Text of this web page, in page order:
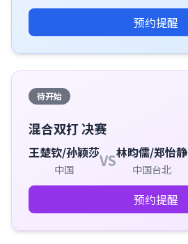
预约提醒
待开始
混合双打 决赛
王楚钦/孙颖莎
中国 VS林昀儒/郑怡静
中国台北
预约提醒